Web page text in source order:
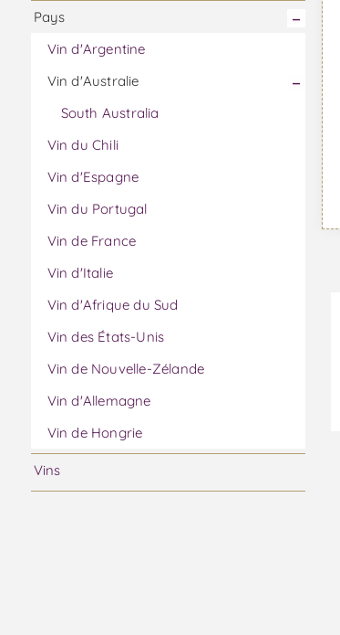
Pays
Vin d'Argentine
Vin d'Australie
South Australia
Vin du Chili
Vin d'Espagne
Vin du Portugal
Vin de France
Vin d'Italie
Vin d'Afrique du Sud
Vin des États-Unis
Vin de Nouvelle-Zélande
Vin d'Allemagne
Vin de Hongrie
Vins